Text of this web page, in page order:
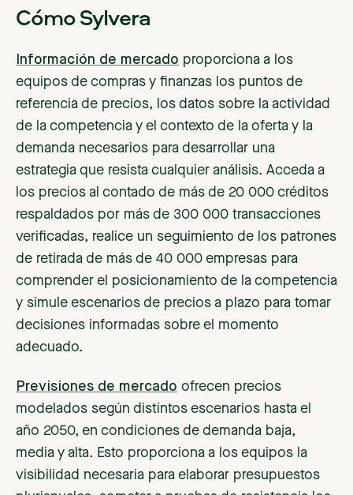
Cómo Sylvera
Información de mercado proporciona a los
equipos de compras y finanzas los puntos de
referencia de precios, los datos sobre la actividad
de la competencia y el contexto de la oferta y la
demanda necesarios para desarrollar una
estrategia que resista cualquier análisis. Acceda a
los precios al contado de más de 20 000 créditos
respaldados por más de 300 000 transacciones
verificadas, realice un seguimiento de los patrones
de retirada de más de 40 000 empresas para
comprender el posicionamiento de la competencia
y simule escenarios de precios a plazo para tomar
decisiones informadas sobre el momento
adecuado.
Previsiones de mercado ofrecen precios
modelados según distintos escenarios hasta el
año 2050, en condiciones de demanda baja,
media y alta. Esto proporciona a los equipos la
visibilidad necesaria para elaborar presupuestos